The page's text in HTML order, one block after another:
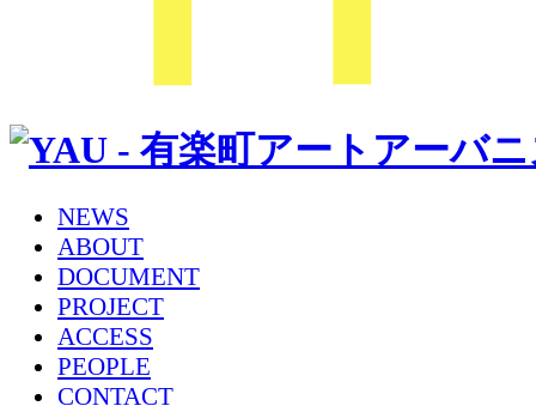
NEWS
ABOUT
DOCUMENT
PROJECT
ACCESS
PEOPLE
CONTACT